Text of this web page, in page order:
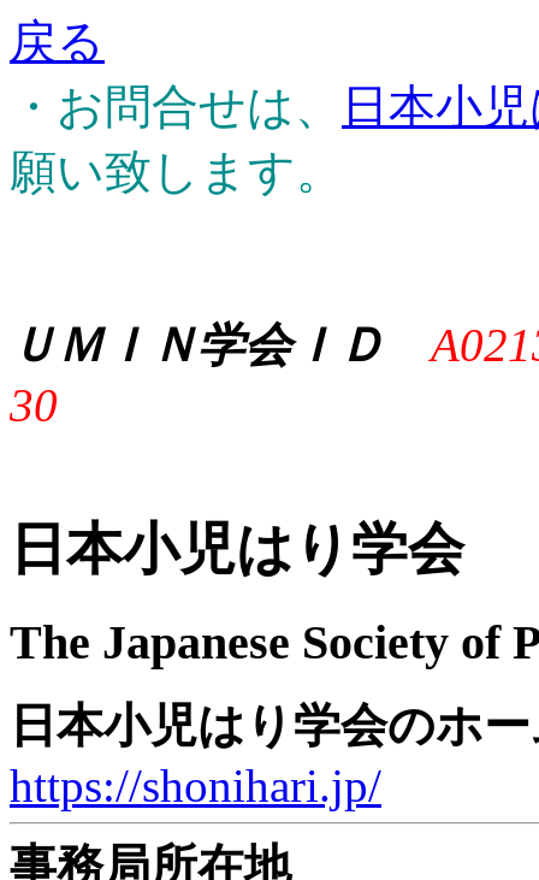
戻る
・お問合せは、
日本小
願い致します。
ＵＭＩＮ学会ＩＤ
30
日本小児はり学会
The Japanese Society of
日本小児はり学会のホ
https://shonihari.jp/
事務局所在地